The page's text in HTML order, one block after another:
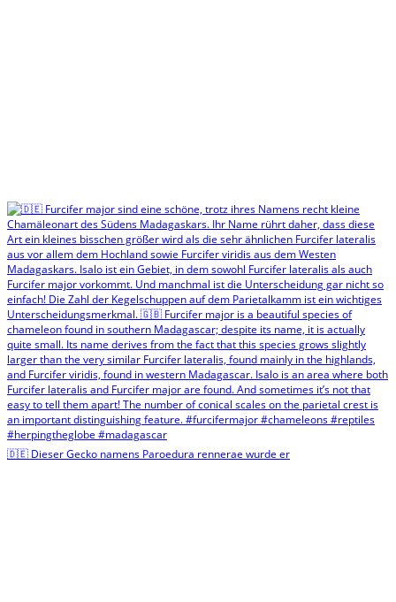
🇩🇪 Dieser Gecko namens Paroedura rennerae wurde er